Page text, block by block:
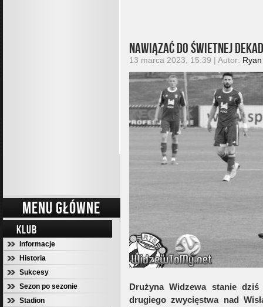
MENU GŁÓWNE
KLUB
Informacje
Historia
Sukcesy
Sezon po sezonie
Stadion
Nawiązać do świetnej
13 marca 2023, 15:39 | Autor: Ryan
Drużyna Widzewa stanie
drugiego zwycięstwa nad